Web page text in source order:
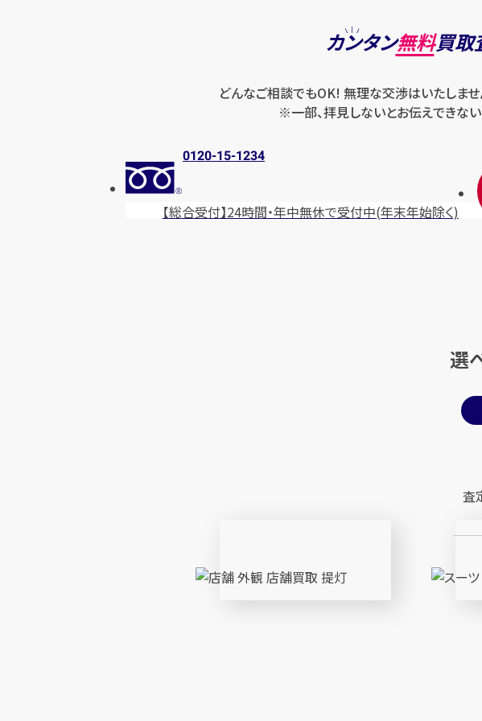
カンタン無料買取
どんなご相談でもOK! 無理な交渉はいたしませ
※一部、拝見しないとお伝えできない
0120-15-1234
【総合受付】24時間・年中無休で受付中(年末年始除く)
選
査